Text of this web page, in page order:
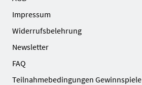
Impressum
Widerrufsbelehrung
Newsletter
FAQ
Teilnahmebedingungen Gewinnspiele